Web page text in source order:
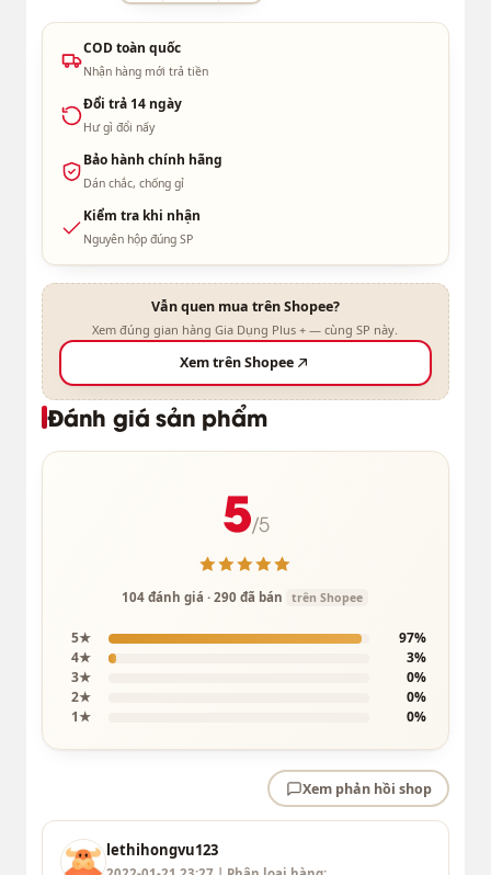
Đánh giá sản phẩm
5/5
104 đánh giá · 290 đã bán trên Shopee
5★
97%
4★
3%
3★
0%
2★
0%
1★
0%
Xem phản hồi shop
lethihongvu123
COD toàn quốc
Nhận hàng mới trả tiền
Đổi trả 14 ngày
Hư gì đổi nấy
Bảo hành chính hãng
Dán chắc, chống gỉ
Kiểm tra khi nhận
Nguyên hộp đúng SP
Vẫn quen mua trên Shopee?
Xem đúng gian hàng Gia Dụng Plus + — cùng SP này.
Xem trên Shopee